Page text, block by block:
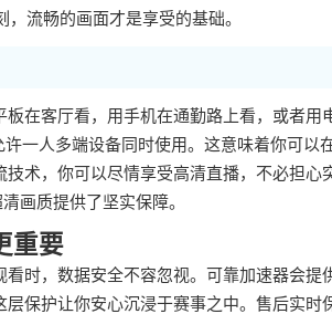
流畅的画面才是享受的基础。
在客厅看，用手机在通勤路上看，或者用
许一人多端设备同时使用。这意味着你可
术，你可以尽情享受高清直播，不必担
画质提供了坚实保障。
重要
时，数据安全不容忽视。可靠加速器会
保护让你安心沉浸于赛事之中。售后实时